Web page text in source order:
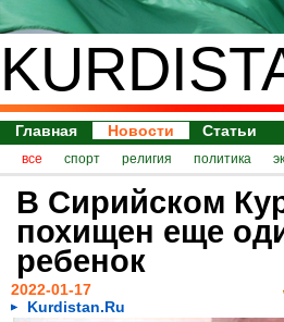
Главная Новости Статьи
все спорт религия политика
В Сирийском
похищен еще
ребенок
2022-01-17
Kurdistan.Ru